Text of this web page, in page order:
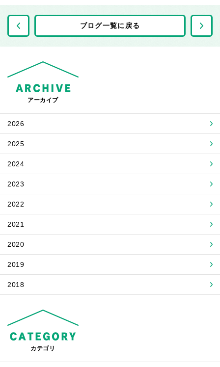
ブログ一覧に戻る
アーカイブ
2026
2025
2024
2023
2022
2021
2020
2019
2018
カテゴリ